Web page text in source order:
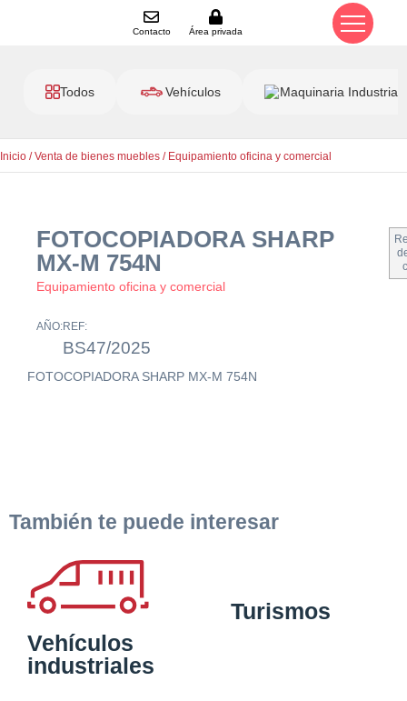
Contacto Área privada
Todos Vehículos Maquinaria Industrial
Inicio /Venta de bienes muebles / Equipamiento oficina y comercial
FOTOCOPIADORA SHARP
MX-M 754N
Equipamiento oficina y comercial
AÑO:REF:
BS47/2025
FOTOCOPIADORA SHARP MX-M 754N
También te puede interesar
Vehículos
industriales
Turismos